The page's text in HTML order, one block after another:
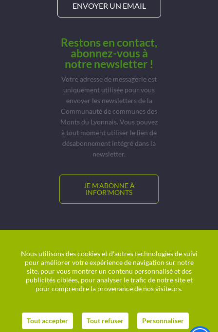
ENVOYER UN EMAIL
Restons en contact,
abonnez-vous à
notre newsletter !
Votre adresse de messagerie est
uniquement utilisée pour vous
envoyer les newsletters de la
Communauté de communes des
Monts du Lyonnais. Vous pouvez
à tout moment utiliser le lien de
désabonnement intégré dans la
newsletter.
JE M’ABONNE À
INFOR’MONTS
Location de salles
Charte graphique
Plan du site
Politique de confidentialité
Nous utilisons des cookies et d'autres technologies de suivi
pour améliorer votre expérience de navigation sur notre
site, pour vous montrer un contenu personnalisé et des
publicités ciblées, pour analyser le trafic de notre site et
pour comprendre la provenance de nos visiteurs.
Tout accepter Tout refuser Personnaliser